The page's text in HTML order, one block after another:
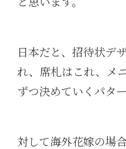
日本だと、招待状デ
れ、席札はこれ、メ
ずつ決めていくパタ
対して海外花嫁の場